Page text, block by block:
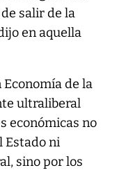
salir de la
en aquella
de la
ultraliberal
económicas no
Estado ni
sino por los